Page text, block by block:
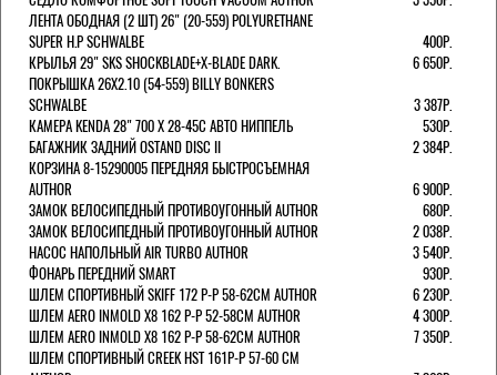
ЛЕНТА ОБОДНАЯ (2 ШТ) 26" (20-559) POLYURETHANE
SUPER H.P SCHWALBE
400Р.
КРЫЛЬЯ 29" SKS SHOCKBLADE+X-BLADE DARK.
6 650Р.
ПОКРЫШКА 26X2.10 (54-559) BILLY BONKERS
SCHWALBE
3 387Р.
КАМЕРА KENDA 28" 700 Х 28-45С АВТО НИППЕЛЬ
530Р.
БАГАЖНИК ЗАДНИЙ OSTAND DISC II
2 384Р.
КОРЗИНА 8-15290005 ПЕРЕДНЯЯ БЫСТРОСЪЕМНАЯ
AUTHOR
6 900Р.
ЗАМОК ВЕЛОСИПЕДНЫЙ ПРОТИВОУГОННЫЙ AUTHOR
680Р.
ЗАМОК ВЕЛОСИПЕДНЫЙ ПРОТИВОУГОННЫЙ AUTHOR
2 038Р.
НАСОС НАПОЛЬНЫЙ AIR TURBO AUTHOR
3 540Р.
ФОНАРЬ ПЕРЕДНИЙ SMART
930Р.
ШЛЕМ СПОРТИВНЫЙ SKIFF 172 Р-Р 58-62СМ AUTHOR
6 230Р.
ШЛЕМ AERO INMOLD X8 162 Р-Р 52-58СМ AUTHOR
4 300Р.
ШЛЕМ AERO INMOLD X8 162 Р-Р 58-62СМ AUTHOR
7 350Р.
ШЛЕМ СПОРТИВНЫЙ CREEK HST 161Р-Р 57-60 СМ